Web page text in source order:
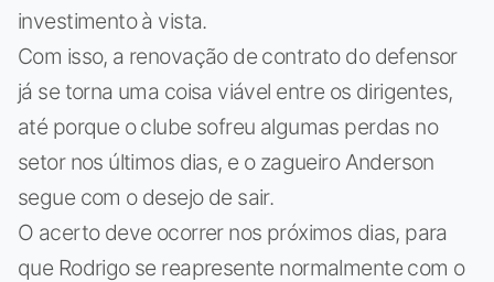
investimento à vista.
Com isso, a renovação de contrato do defensor
já se torna uma coisa viável entre os dirigentes,
até porque o clube sofreu algumas perdas no
setor nos últimos dias, e o zagueiro Anderson
segue com o desejo de sair.
O acerto deve ocorrer nos próximos dias, para
que Rodrigo se reapresente normalmente com o